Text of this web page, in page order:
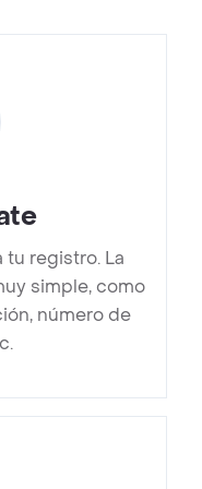
registro. La
simple, como
número de